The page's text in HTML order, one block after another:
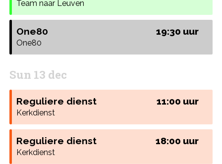
Team naar Leuven
One80 19:30 uur
One80
Sun 13 dec
Reguliere dienst 11:00 uur
Kerkdienst
Reguliere dienst 18:00 uur
Kerkdienst